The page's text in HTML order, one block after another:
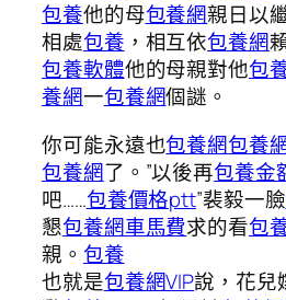
包養他的母包養網親日以
相處包養 ，相互依包養網
包養軟體他的母親對他包
養網一包養網個謎。
你可能永遠也包養網包養
包養網了。”以後再包養金
吧……包養價格ptt”裴毅一臉
懇包養網車馬費求的看包
親。 包養
也就是包養網VIP說，花兒